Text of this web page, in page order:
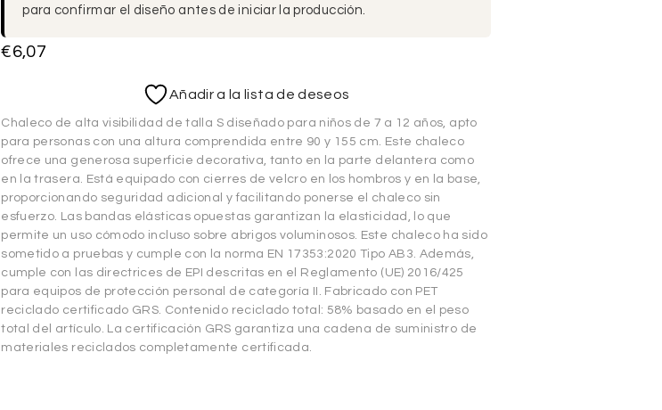
para confirmar el diseño antes de iniciar la producción.
€6,07
Añadir a la lista de deseos
Chaleco de alta visibilidad de talla S diseñado para niños de 7 a 12 años, apto
para personas con una altura comprendida entre 90 y 155 cm. Este chaleco
ofrece una generosa superficie decorativa, tanto en la parte delantera como
en la trasera. Está equipado con cierres de velcro en los hombros y en la base,
proporcionando seguridad adicional y facilitando ponerse el chaleco sin
esfuerzo. Las bandas elásticas opuestas garantizan la elasticidad, lo que
permite un uso cómodo incluso sobre abrigos voluminosos. Este chaleco ha sido
sometido a pruebas y cumple con la norma EN 17353:2020 Tipo AB3. Además,
cumple con las directrices de EPI descritas en el Reglamento (UE) 2016/425
para equipos de protección personal de categoría II. Fabricado con PET
reciclado certificado GRS. Contenido reciclado total: 58% basado en el peso
total del artículo. La certificación GRS garantiza una cadena de suministro de
materiales reciclados completamente certificada.